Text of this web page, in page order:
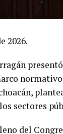
2026.
sectores
del